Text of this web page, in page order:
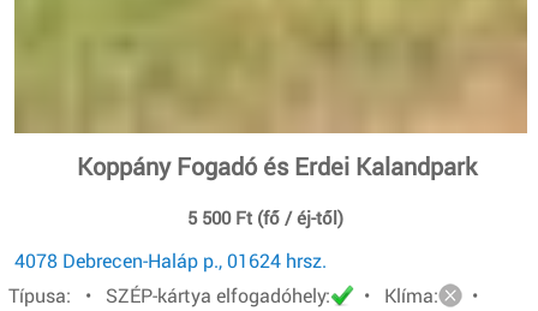
Koppány Fogadó és Erdei Kalandpark
5 500 Ft (fő / éj-től)
4078 Debrecen-Haláp p., 01624 hrsz.
Típusa: • SZÉP-kártya elfogadóhely:
• Klíma:
•